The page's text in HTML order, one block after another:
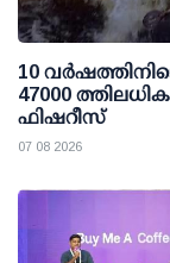
10
47000
ഫിഷറീസ്
07 08 2026